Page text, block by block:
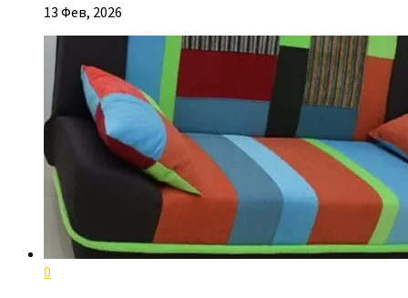
13 Фев, 2026
0